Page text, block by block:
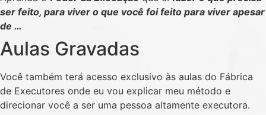
ser feito, para viver o que você foi feito para viver apesar
de …
Aulas Gravadas
Você também terá acesso exclusivo às aulas do Fábrica
de Executores onde eu vou explicar meu método e
direcionar você a ser uma pessoa altamente executora.